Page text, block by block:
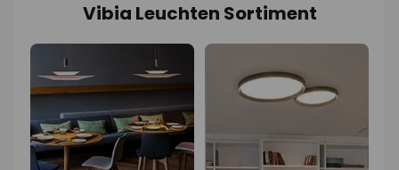
hervorragenden Lichteigenschaften, welche
auch den Ansprüchen nobler Hotels und
bekannter Firmensitze gerecht werden.
VIBIA IM SHOP
Vibia Leuchten Sortiment